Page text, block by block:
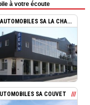
à votre écoute
SA LA CHA...
SA COUVET